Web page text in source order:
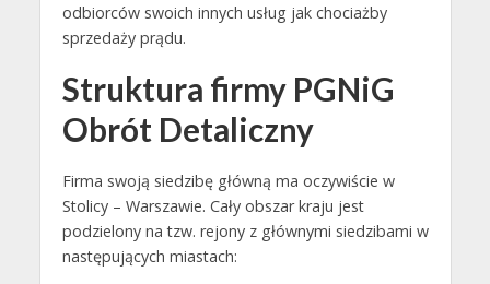
odbiorców swoich innych usług jak chociażby
sprzedaży prądu.
Struktura firmy PGNiG
Obrót Detaliczny
Firma swoją siedzibę główną ma oczywiście w
Stolicy – Warszawie. Cały obszar kraju jest
podzielony na tzw. rejony z głównymi siedzibami w
następujących miastach: